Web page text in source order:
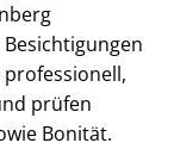
prüfen
Bonität.